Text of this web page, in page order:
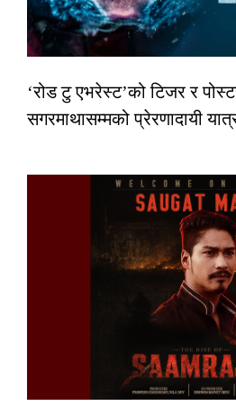
‘रोड टु एभरेस्ट’को टिजर र
सगरमाथासम्मको प्रेरणादायी